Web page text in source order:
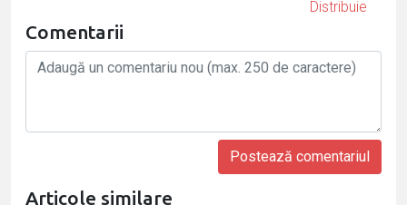
Distribuie
Comentarii
Articole similare